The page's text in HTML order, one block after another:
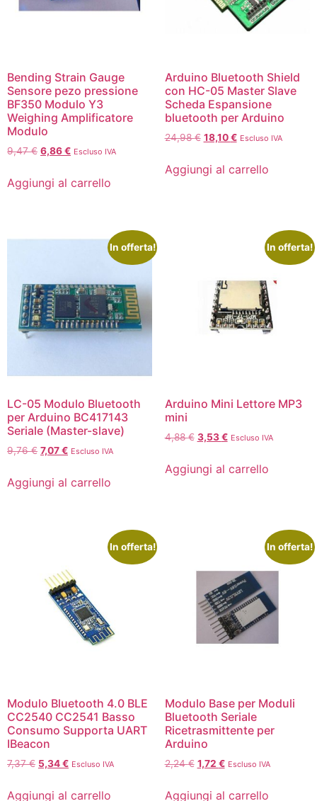
Bending Strain Gauge
Sensore pezo pressione
BF350 Modulo Y3
Weighing Amplificatore
Modulo
9,47€ 6,86€ Escluso IVA
Aggiungi al carrello
Arduino Bluetooth Shield
con HC-05 Master Slave
Scheda Espansione
bluetooth per Arduino
24,98€ 18,10€ Escluso IVA
Aggiungi al carrello
In offerta!
LC-05 Modulo Bluetooth
per Arduino BC417143
Seriale (Master-slave)
9,76€ 7,07€ Escluso IVA
Aggiungi al carrello
In offerta!
Arduino Mini Lettore MP3
mini
4,88€ 3,53€ Escluso IVA
Aggiungi al carrello
In offerta!
Modulo Bluetooth 4.0 BLE
CC2540 CC2541 Basso
Consumo Supporta UART
IBeacon
7,37€ 5,34€ Escluso IVA
Aggiungi al carrello
In offerta!
Modulo Base per Moduli
Bluetooth Seriale
Ricetrasmittente per
Arduino
2,24€ 1,72 € Escluso IVA
Aggiungi al carrello